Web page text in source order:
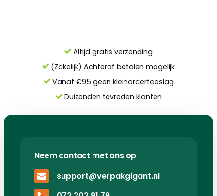
Altijd gratis verzending
(Zakelijk) Achteraf betalen mogelijk
Vanaf €95 geen kleinordertoeslag
Duizenden tevreden klanten
Neem contact met ons op
support@verpakgigant.nl